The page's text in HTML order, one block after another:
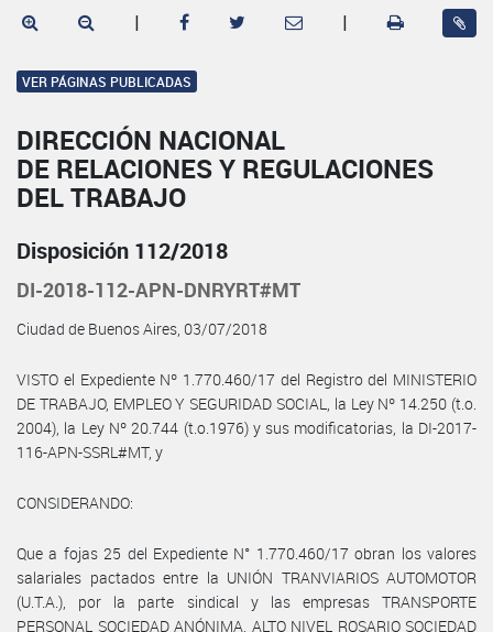
| |
VER PÁGINAS PUBLICADAS
DIRECCIÓN NACIONAL
DE RELACIONES Y REGULACIONES
DEL TRABAJO
Disposición 112/2018
DI-2018-112-APN-DNRYRT#MT
Ciudad de Buenos Aires, 03/07/2018
VISTO el Expediente Nº 1.770.460/17 del Registro del MINISTERIO
DE TRABAJO, EMPLEO Y SEGURIDAD SOCIAL, la Ley Nº 14.250 (t.o.
2004), la Ley Nº 20.744 (t.o.1976) y sus modificatorias, la DI-2017-
116-APN-SSRL#MT, y
CONSIDERANDO:
Que a fojas 25 del Expediente N° 1.770.460/17 obran los valores
salariales pactados entre la UNIÓN TRANVIARIOS AUTOMOTOR
(U.T.A.), por la parte sindical y las empresas TRANSPORTE
PERSONAL SOCIEDAD ANÓNIMA, ALTO NIVEL ROSARIO SOCIEDAD